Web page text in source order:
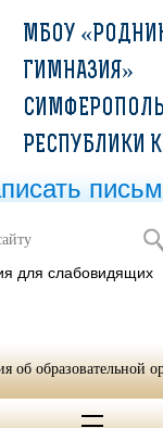
условий
МБОУ
ГИМНАЗИЯ»
РЕСПУБЛИКИ
для слабовидящих
об образовательной